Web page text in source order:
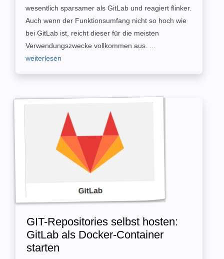
wesentlich sparsamer als GitLab und reagiert flinker.
Auch wenn der Funktionsumfang nicht so hoch wie
bei GitLab ist, reicht dieser für die meisten
Verwendungszwecke vollkommen aus.
weiterlesen
GIT-Repositories selbst hosten:
GitLab als Docker-Container
starten